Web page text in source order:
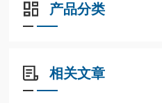
产品分类
相关文章